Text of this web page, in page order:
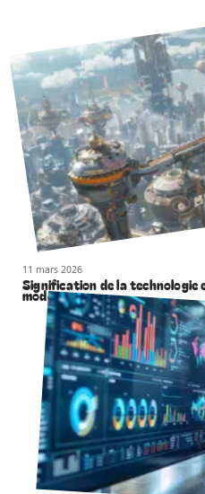
11 mars 2026
Signification de la
moderne